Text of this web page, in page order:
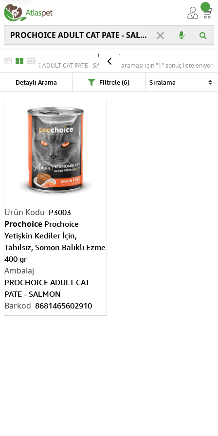
×
Ürünler
"PROCHOICE ADULT CAT PATE - SALMON" araması için "1" sonuç listeleniyor
Detaylı Arama Filtrele (6)
P3003
PROCHOICE ADULT CAT
PATE - SALMON
Prochoice Prochoice
Yetişkin Kediler İçin,
Tahılsız, Somon Balıklı Ezme
400 gr
8681465602910